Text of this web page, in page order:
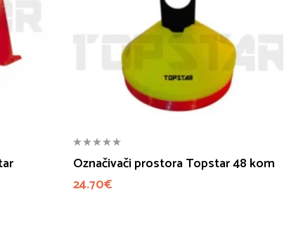
Označivači prostora Topstar 48 kom
24.70€